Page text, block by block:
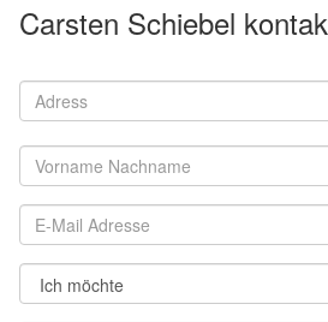
Carsten Schiebel